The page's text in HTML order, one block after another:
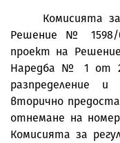
Комисията
Решение № 1598/
проект на
Наредба № 1 от
разпределение
вторично
отнемане на
Комисията за